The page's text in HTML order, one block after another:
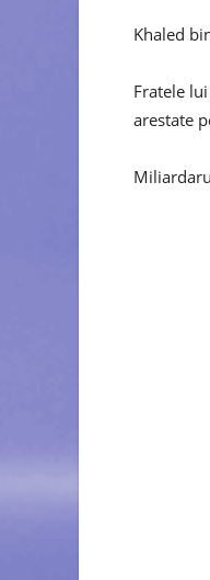
Khaled
Fratele
arestate